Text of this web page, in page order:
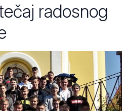
radosnog